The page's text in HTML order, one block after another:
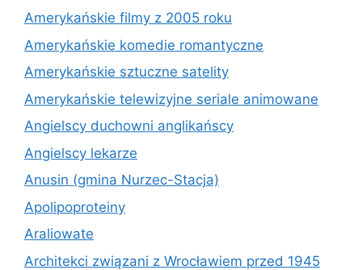
Amerykańskie filmy z 2005 roku
Amerykańskie komedie romantyczne
Amerykańskie sztuczne satelity
Amerykańskie telewizyjne seriale animowane
Angielscy duchowni anglikańscy
Angielscy lekarze
Anusin (gmina Nurzec-Stacja)
Apolipoproteiny
Araliowate
Architekci związani z Wrocławiem przed 1945